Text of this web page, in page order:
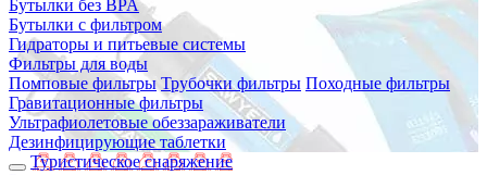
Бутылки без BPA
Бутылки с фильтром
Гидраторы и питьевые системы
Фильтры для воды
Помповые фильтры Трубочки фильтры Походные фильтры
Гравитационные фильтры
Ультрафиолетовые обеззараживатели
Дезинфицирующие таблетки
Туристическое снаряжение